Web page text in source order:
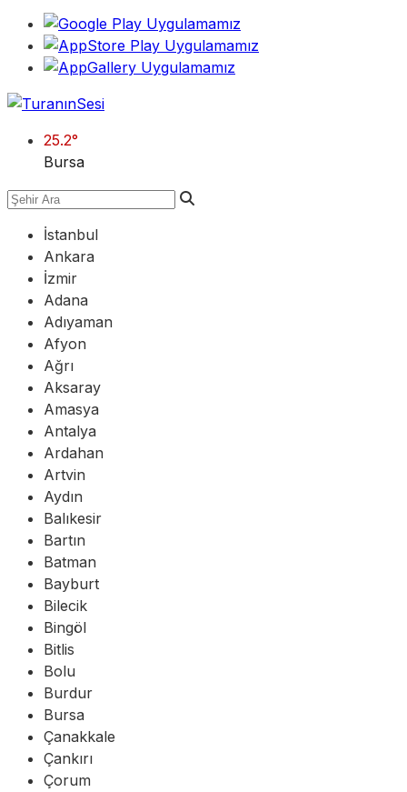
25.2°
Bursa
İstanbul
Ankara
İzmir
Adana
Adıyaman
Afyon
Ağrı
Aksaray
Amasya
Antalya
Ardahan
Artvin
Aydın
Balıkesir
Bartın
Batman
Bayburt
Bilecik
Bingöl
Bitlis
Bolu
Burdur
Bursa
Çanakkale
Çankırı
Çorum